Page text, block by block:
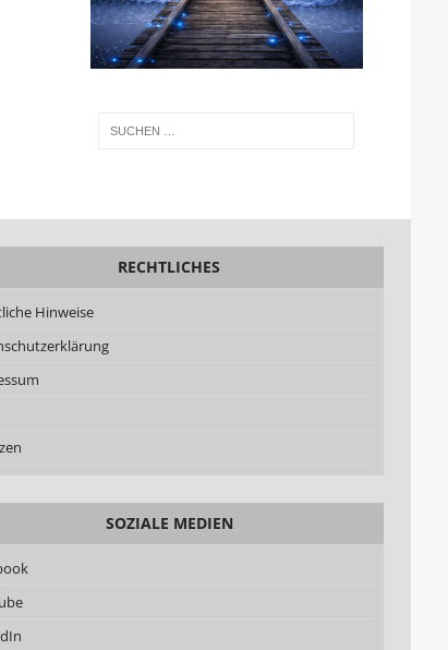
RECHTLICHES
Hinweise
SOZIALE MEDIEN